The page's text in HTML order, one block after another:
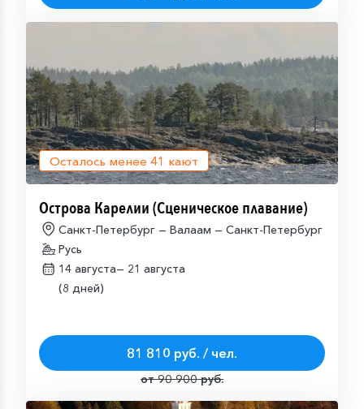
Осталось менее 41 кают
Острова Карелии (Сценическое плавание)
Санкт-Петербург — Валаам — Санкт-Петербург
Русь
14 августа— 21 августа
(8 дней)
81 810 руб. / чел.
от 90 900 руб.